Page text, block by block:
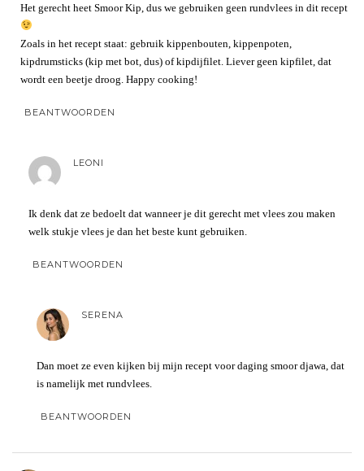
Het gerecht heet Smoor Kip, dus we gebruiken geen rundvlees in dit recept
Zoals in het recept staat: gebruik kippenbouten, kippenpoten,
kipdrumsticks (kip met bot, dus) of kipdijfilet. Liever geen kipfilet, dat
wordt een beetje droog. Happy cooking!
BEANTWOORDEN
LEONI
Ik denk dat ze bedoelt dat wanneer je dit gerecht met vlees zou maken
welk stukje vlees je dan het beste kunt gebruiken.
BEANTWOORDEN
SERENA
Dan moet ze even kijken bij mijn recept voor daging smoor djawa, dat
is namelijk met rundvlees.
BEANTWOORDEN